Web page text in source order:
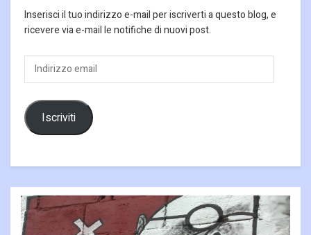
Inserisci il tuo indirizzo e-mail per iscriverti a questo blog, e
ricevere via e-mail le notifiche di nuovi post.
Indirizzo
email
Iscriviti